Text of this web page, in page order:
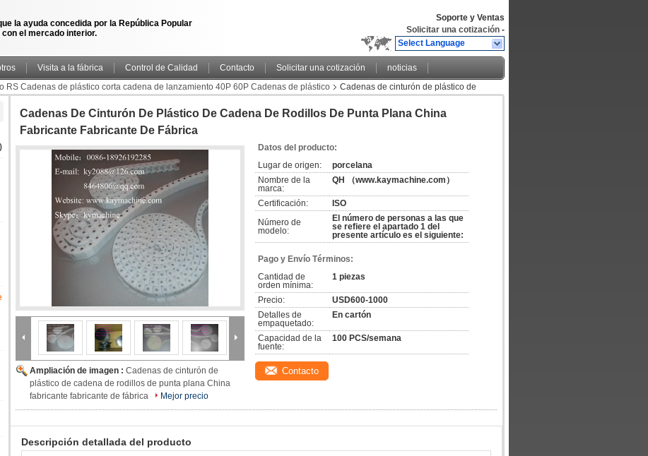
la ayuda concedida por la República Popular
el mercado interior.
Soporte y Ventas
Solicitar una cotización -
Select Language
Visita a la fábrica Control de Calidad Contacto Solicitar una cotización
noticias
RS Cadenas de plástico corta cadena de lanzamiento 40P 60P Cadenas de plástico
Cadenas de cinturón de plástico de
Cadenas De Cinturón De Plástico De Cadena De Rodillos De Punta Plana China
Fabricante Fabricante De Fábrica
Ampliación de imagen : Cadenas de cinturón de
plástico de cadena de rodillos de punta plana China
fabricante fabricante de fábrica
Mejor precio
Datos del producto:
Lugar de origen:
porcelana
Nombre de la
marca:
QH （www.kaymachine.com）
Certificación:
ISO
Número de
modelo:
El número de personas a las que
se refiere el apartado 1 del
presente artículo es el siguiente:
Pago y Envío Términos:
Cantidad de
orden mínima:
1 piezas
Precio:
USD600-1000
Detalles de
empaquetado:
En cartón
Capacidad de la
fuente:
100 PCS/semana
Contacto
Descripción detallada del producto